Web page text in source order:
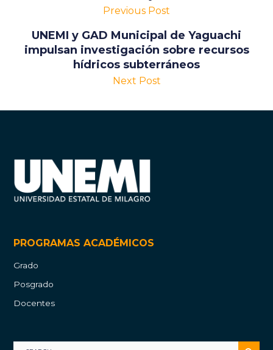
Previous Post
UNEMI y GAD Municipal de Yaguachi
impulsan investigación sobre recursos
hídricos subterráneos
Next Post
PROGRAMAS ACADÉMICOS
Grado
Posgrado
Docentes